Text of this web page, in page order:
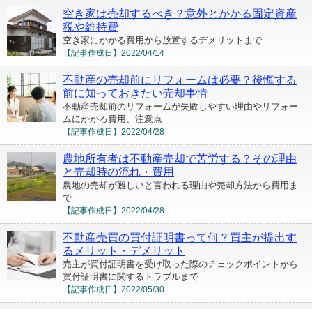
空き家は売却するべき？意外とかかる固定資産
税や維持費
空き家にかかる費用から放置するデメリットまで
【記事作成日】 2022/04/14
不動産の売却前にリフォームは必要？後悔する
前に知っておきたい売却事情
不動産売却前のリフォームが失敗しやすい理由やリフォー
ムにかかる費用、注意点
【記事作成日】 2022/04/28
農地所有者は不動産売却で苦労する？その理由
と売却時の流れ・費用
農地の売却が難しいと言われる理由や売却方法から費用ま
で
【記事作成日】 2022/04/28
不動産売買の買付証明書って何？買主が提出す
るメリット・デメリット
売主が買付証明書を受け取った際のチェックポイントから
買付証明書に関するトラブルまで
【記事作成日】 2022/05/30